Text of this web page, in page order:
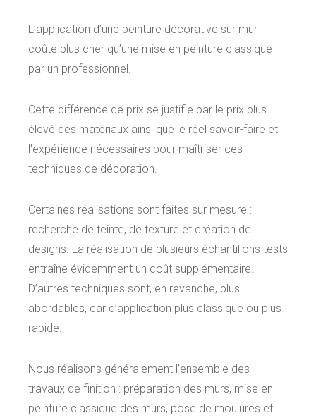
L’application d’une peinture décorative sur mur
coûte plus cher qu’une mise en peinture classique
par un professionnel.
Cette différence de prix se justifie par le prix plus
élevé des matériaux ainsi que le réel savoir-faire et
l’expérience nécessaires pour maîtriser ces
techniques de décoration.
Certaines réalisations sont faites sur mesure :
recherche de teinte, de texture et création de
designs. La réalisation de plusieurs échantillons tests
entraîne évidemment un coût supplémentaire.
D’autres techniques sont, en revanche, plus
abordables, car d’application plus classique ou plus
rapide.
Nous réalisons généralement l’ensemble des
travaux de finition : préparation des murs, mise en
peinture classique des murs, pose de moulures et